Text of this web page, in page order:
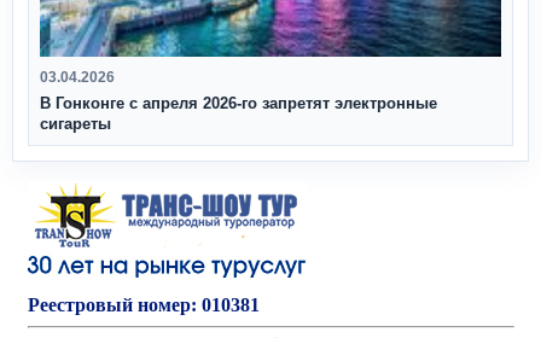
03.04.2026
В Гонконге с апреля 2026‑го запретят электронные
сигареты
Реестровый номер: 010381